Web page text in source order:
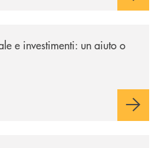
e investimenti: un aiuto o